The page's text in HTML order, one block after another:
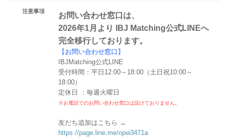
注意事項
お問い合わせ窓口は、
2026年1月より IBJ Matching公式LINEへ
完全移行しております。
【お問い合わせ窓口】
IBJMatching公式LINE
受付時間：平日12:00～18:00（土日祝10:00～
18:00）
定休日 ：毎週火曜日
※お電話でのお問い合わせ窓口は設けておりません。
友だち追加はこちら →
https://page.line.me/opw3471a